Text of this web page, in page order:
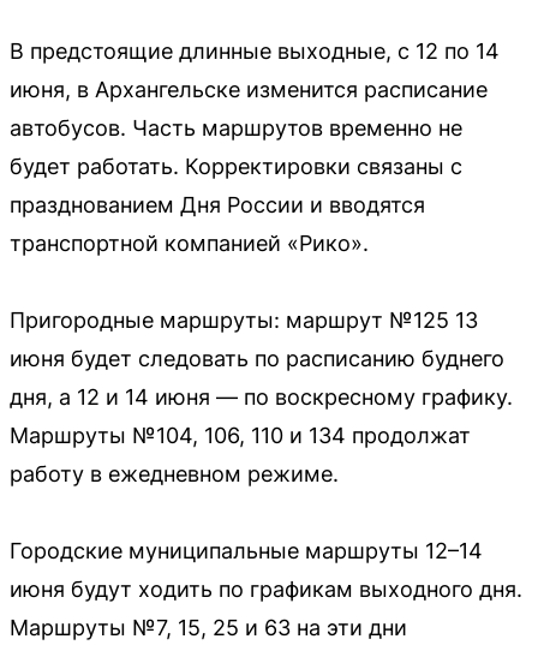
В предстоящие длинные выходные, с 12 по 14
июня, в Архангельске изменится расписание
автобусов. Часть маршрутов временно не
будет работать. Корректировки связаны с
празднованием Дня России и вводятся
транспортной компанией «Рико».
Пригородные маршруты: маршрут №125 13
июня будет следовать по расписанию буднего
дня, а 12 и 14 июня — по воскресному графику.
Маршруты №104, 106, 110 и 134 продолжат
работу в ежедневном режиме.
Городские муниципальные маршруты 12–14
июня будут ходить по графикам выходного дня.
Маршруты №7, 15, 25 и 63 на эти дни